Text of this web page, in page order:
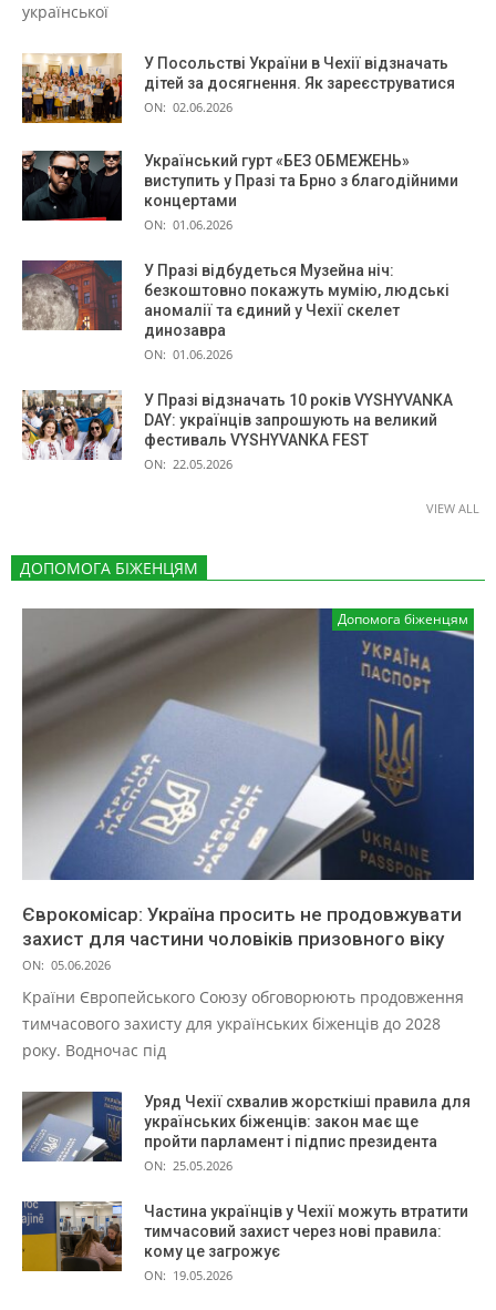
української
У Посольстві України в Чехії відзначать
дітей за досягнення. Як зареєструватися
ON: 02.06.2026
Український гурт «БЕЗ ОБМЕЖЕНЬ»
виступить у Празі та Брно з благодійними
концертами
ON: 01.06.2026
У Празі відбудеться Музейна ніч:
безкоштовно покажуть мумію, людські
аномалії та єдиний у Чехії скелет
динозавра
ON: 01.06.2026
У Празі відзначать 10 років VYSHYVANKA
DAY: українців запрошують на великий
фестиваль VYSHYVANKA FEST
ON: 22.05.2026
VIEW ALL
ДОПОМОГА БІЖЕНЦЯМ
Допомога біженцям
Єврокомісар: Україна просить не продовжувати
захист для частини чоловіків призовного віку
ON: 05.06.2026
Країни Європейського Союзу обговорюють продовження
тимчасового захисту для українських біженців до 2028
року. Водночас під
Уряд Чехії схвалив жорсткіші правила для
українських біженців: закон має ще
пройти парламент і підпис президента
ON: 25.05.2026
Частина українців у Чехії можуть втратити
тимчасовий захист через нові правила:
кому це загрожує
ON: 19.05.2026